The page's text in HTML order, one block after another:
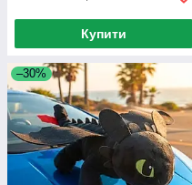
Купити
–30%